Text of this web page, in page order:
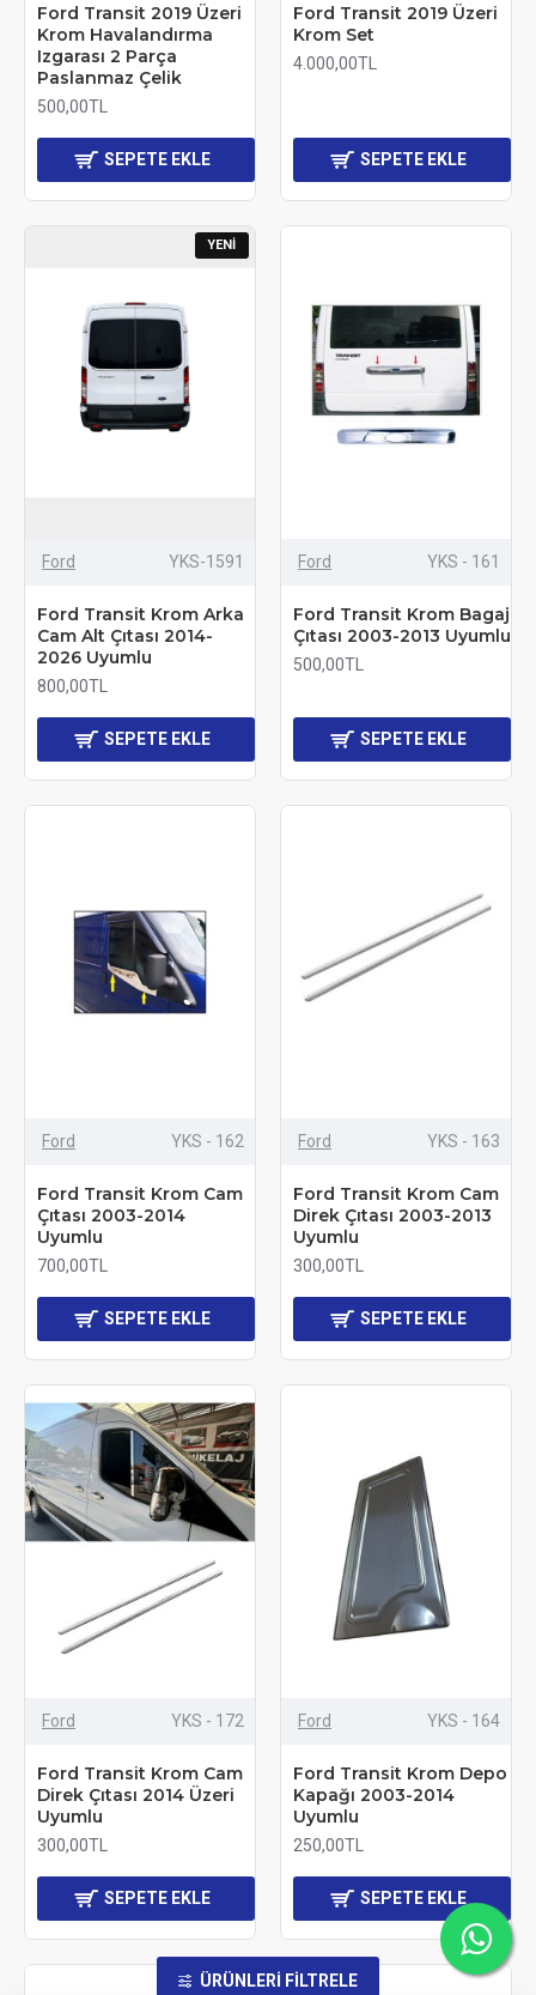
Ford Transit 2019 Üzeri
Krom Havalandırma
Izgarası 2 Parça
Paslanmaz Çelik
500,00TL
SEPETE EKLE
Ford Transit 2019 Üzeri
Krom Set
4.000,00TL
SEPETE EKLE
YENI
Ford YKS-1591
Ford Transit Krom Arka
Cam Alt Çıtası 2014-
2026 Uyumlu
800,00TL
SEPETE EKLE
Ford YKS - 161
Ford Transit Krom Bagaj
Çıtası 2003-2013 Uyumlu
500,00TL
SEPETE EKLE
Ford YKS - 162
Ford Transit Krom Cam
Çıtası 2003-2014
Uyumlu
700,00TL
SEPETE EKLE
Ford YKS - 163
Ford Transit Krom Cam
Direk Çıtası 2003-2013
Uyumlu
300,00TL
SEPETE EKLE
Ford YKS - 172
Ford Transit Krom Cam
Direk Çıtası 2014 Üzeri
Uyumlu
300,00TL
SEPETE EKLE
Ford YKS - 164
Ford Transit Krom Depo
Kapağı 2003-2014
Uyumlu
250,00TL
SEPETE EKLE
ÜRÜNLERI FILTRELE